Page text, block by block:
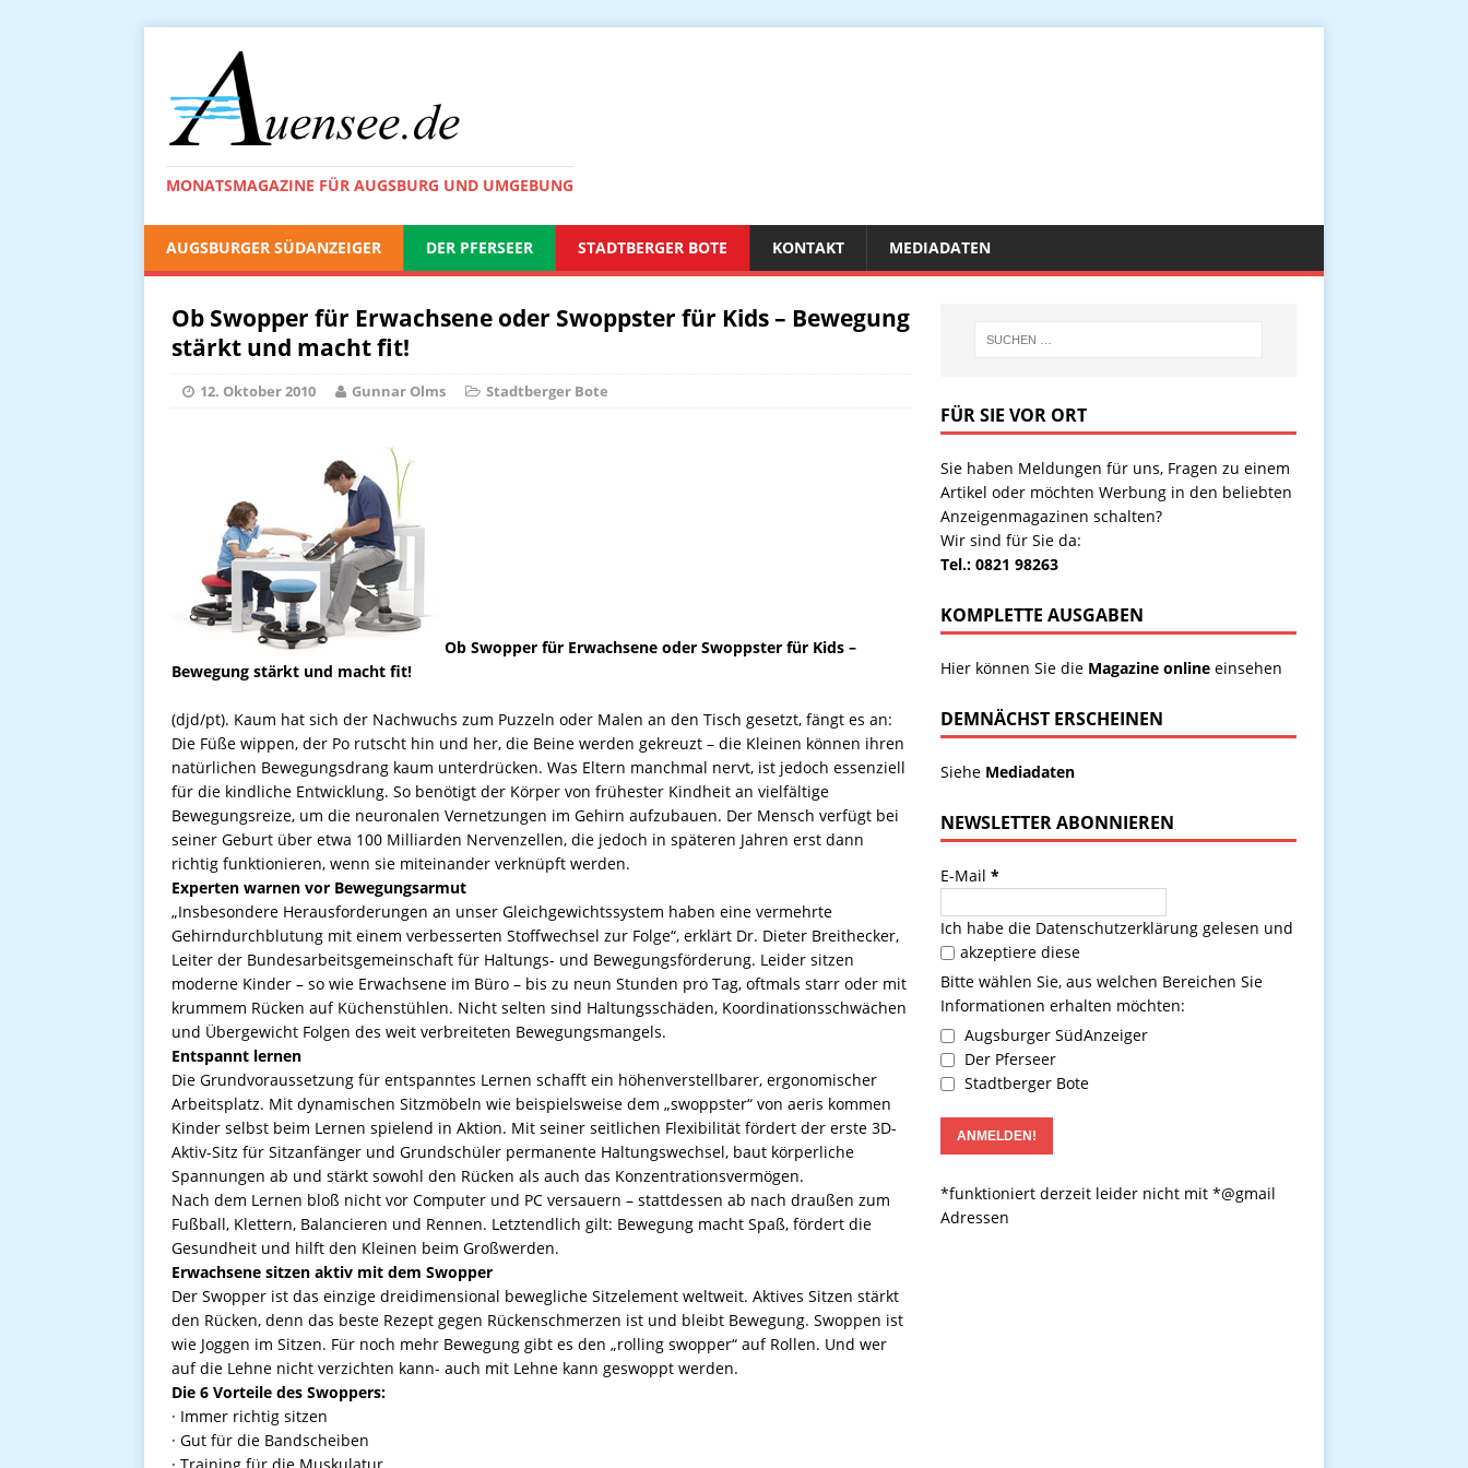
MONATSMAGAZINE FÜR AUGSBURG UND UMGEBUNG
AUGSBURGER SÜDANZEIGER DER PFERSEER STADTBERGER BOTE KONTAKT MEDIADATEN
Ob Swopper für Erwachsene oder Swoppster für Kids – Bewegung
stärkt und macht fit!
12. Oktober 2010 Gunnar Olms Stadtberger Bote
Ob Swopper für Erwachsene oder Swoppster für Kids –
Bewegung stärkt und macht fit!
(djd/pt). Kaum hat sich der Nachwuchs zum Puzzeln oder Malen an den Tisch gesetzt, fängt es an:
Die Füße wippen, der Po rutscht hin und her, die Beine werden gekreuzt – die Kleinen können ihren
natürlichen Bewegungsdrang kaum unterdrücken. Was Eltern manchmal nervt, ist jedoch essenziell
für die kindliche Entwicklung. So benötigt der Körper von frühester Kindheit an vielfältige
Bewegungsreize, um die neuronalen Vernetzungen im Gehirn aufzubauen. Der Mensch verfügt bei
seiner Geburt über etwa 100 Milliarden Nervenzellen, die jedoch in späteren Jahren erst dann
richtig funktionieren, wenn sie miteinander verknüpft werden.
Experten warnen vor Bewegungsarmut
„Insbesondere Herausforderungen an unser Gleichgewichtssystem haben eine vermehrte
Gehirndurchblutung mit einem verbesserten Stoffwechsel zur Folge“, erklärt Dr. Dieter Breithecker,
Leiter der Bundesarbeitsgemeinschaft für Haltungs- und Bewegungsförderung. Leider sitzen
moderne Kinder – so wie Erwachsene im Büro – bis zu neun Stunden pro Tag, oftmals starr oder mit
krummem Rücken auf Küchenstühlen. Nicht selten sind Haltungsschäden, Koordinationsschwächen
und Übergewicht Folgen des weit verbreiteten Bewegungsmangels.
Entspannt lernen
Die Grundvoraussetzung für entspanntes Lernen schafft ein höhenverstellbarer, ergonomischer
Arbeitsplatz. Mit dynamischen Sitzmöbeln wie beispielsweise dem „swoppster“ von aeris kommen
Kinder selbst beim Lernen spielend in Aktion. Mit seiner seitlichen Flexibilität fördert der erste 3D-
Aktiv-Sitz für Sitzanfänger und Grundschüler permanente Haltungswechsel, baut körperliche
Spannungen ab und stärkt sowohl den Rücken als auch das Konzentrationsvermögen.
Nach dem Lernen bloß nicht vor Computer und PC versauern – stattdessen ab nach draußen zum
Fußball, Klettern, Balancieren und Rennen. Letztendlich gilt: Bewegung macht Spaß, fördert die
Gesundheit und hilft den Kleinen beim Großwerden.
Erwachsene sitzen aktiv mit dem Swopper
Der Swopper ist das einzige dreidimensional bewegliche Sitzelement weltweit. Aktives Sitzen stärkt
den Rücken, denn das beste Rezept gegen Rückenschmerzen ist und bleibt Bewegung. Swoppen ist
wie Joggen im Sitzen. Für noch mehr Bewegung gibt es den „rolling swopper“ auf Rollen. Und wer
auf die Lehne nicht verzichten kann- auch mit Lehne kann geswoppt werden.
Die 6 Vorteile des Swoppers:
· Immer richtig sitzen
· Gut für die Bandscheiben
FÜR SIE VOR ORT
Sie haben Meldungen für uns, Fragen zu einem
Artikel oder möchten Werbung in den beliebten
Anzeigenmagazinen schalten?
Wir sind für Sie da:
Tel.: 0821 98263
KOMPLETTE AUSGABEN
Hier können Sie die Magazine onlineeinsehen
DEMNÄCHST ERSCHEINEN
Siehe Mediadaten
NEWSLETTER ABONNIEREN
E-Mail *
Ich habe die Datenschutzerklärunggelesen und
akzeptiere diese
Bitte wählen Sie, aus welchen Bereichen Sie
Informationen erhalten möchten:
Augsburger SüdAnzeiger
Der Pferseer
Stadtberger Bote
*funktioniert derzeit leider nicht mit *@gmail
Adressen